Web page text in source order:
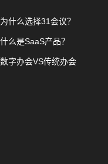
为什么选择31会议？
什么是SaaS产品？
数字办会VS传统办会